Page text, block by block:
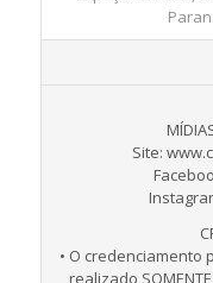
Site:
• O
realizado